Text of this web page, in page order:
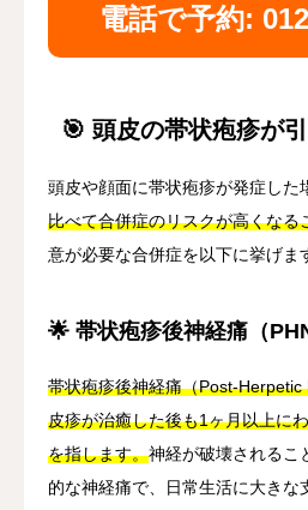
電話で予約:
🎯 頭皮の帯状疱疹が
頭皮や顔面に帯状疱疹が発症した
比べて合併症のリスクが高くなる
意が必要な合併症を以下に挙げま
🌟 帯状疱疹後神経痛（
帯状疱疹後神経痛（Post-
皮疹が治癒した後も1ヶ月以上に
を指します。神経が破壊されるこ
的な神経痛で、日常生活に大きな